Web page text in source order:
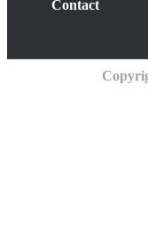
Contact